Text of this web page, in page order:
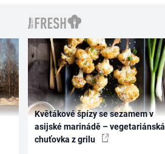
Květákové špízy se sezamem v
asijské marinádě – vegetariánská
chuťovka z grilu